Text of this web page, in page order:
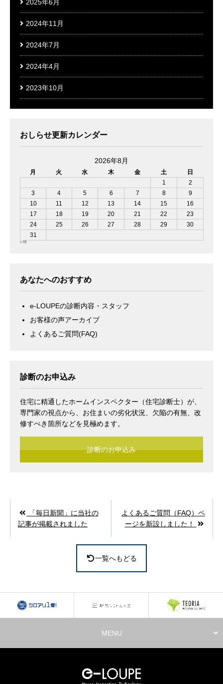
2025年6月
2024年11月
2024年7月
2024年4月
2023年10月
おしらせ更新カレンダー
2026年8月
月 火 水 木 金 土
日
1
2
3
4 5 6 7 8
9
10
11 12 13 14 15
16
17
18 19 20 21 22
23
24
25 26 27 28 29
30
31
« 7月
あなたへのおすすめ
e-LOUPEの診断内容・スタッフ
お客様の声アーカイブ
よくあるご質問(FAQ)
診断のお申込み
住宅に精通したホームインスペクター（住宅診断士）が、
専門家の視点から、お住まいの劣化状況、欠陥の有無、改
修すべき箇所などを見極めます。
診断のお申込み
「毎日新聞」に当社の
記事が掲載されました
よくあるご質問（FAQ）ペ
ージを新設しました！
一覧へもどる
MENU